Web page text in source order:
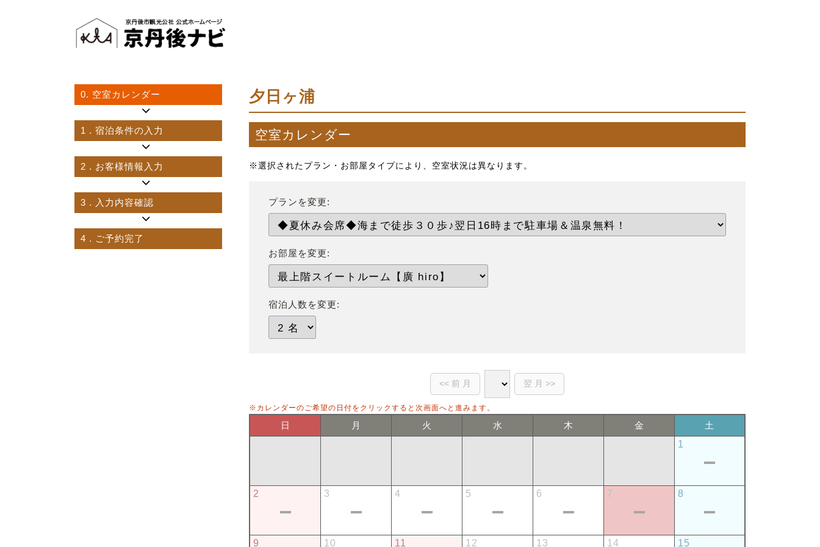
0. 空室カレンダー
1 . 宿泊条件の入力
2 . お客様情報入力
3 . 入力内容確認
4 . ご予約完了
夕日ヶ浦
空室カレンダー
※選択されたプラン・お部屋タイプにより、空室状況は異なります。
プランを変更:
お部屋を変更:
宿泊人数を変更:
※カレンダーのご希望の日付をクリックすると次画面へと進みます。
日 月 火 水 木 金
土
1
2 3 4 5 6 7 8
9 10 11 12 13 14 15